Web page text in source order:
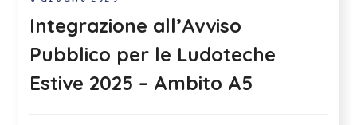
Integrazione all’Avviso
Pubblico per le Ludoteche
Estive 2025 – Ambito A5